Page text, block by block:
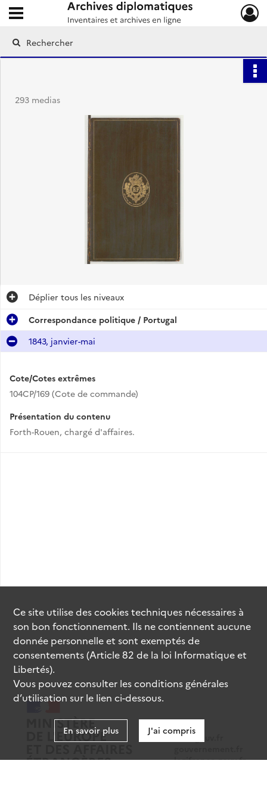
Archives diplomatiques
Ouvrir le menu déroulant
293 medias
Déplier tous les niveaux
Correspondance politique / Portugal
1843, janvier-mai
Cote/Cotes extrêmes
104CP/169 (Cote de commande)
Présentation du contenu
Forth-Rouen, chargé d'affaires.
data.gouv.fr
legifrance.gouv.fr
Ce site utilise descookiestechniques nécessaires à
son bon fonctionnement. Ils ne contiennent aucune
donnée personnelle et sont exemptés de
consentements (Article 82 de la loi Informatique et
Libertés).
Vous pouvez consulter les conditions générales
d’utilisation sur le lien ci-dessous.
En savoir plus J'ai compris